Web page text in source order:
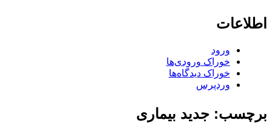
اطلاعات
ورود
خوراک ورودی‌ها
خوراک دیدگاه‌ها
وردپرس
برچسب: جدید بیماری